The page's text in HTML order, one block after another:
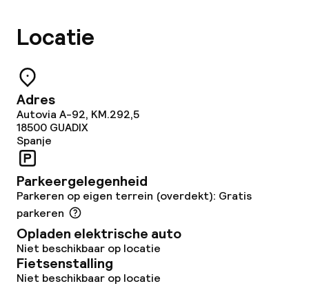
Vergaderruimte
Beleid
Overal rookvrij
dan de 5 kg)
Locatie
Adres
Autovia A-92, KM.292,5
18500 GUADIX
Spanje
Parkeergelegenheid
Parkeren op eigen terrein (overdekt): Gratis
parkeren
Opladen elektrische auto
Niet beschikbaar op locatie
Fietsenstalling
Niet beschikbaar op locatie